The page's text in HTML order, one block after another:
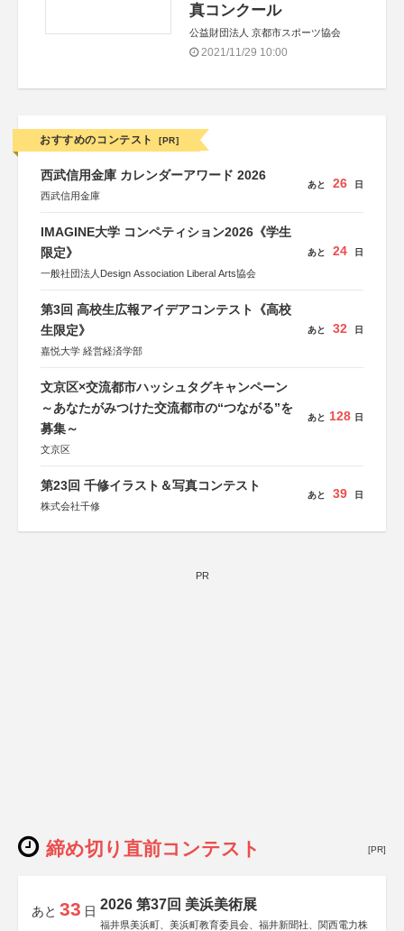
真コンクール
公益財団法人 京都市スポーツ協会
2021/11/29 10:00
おすすめのコンテスト [PR]
西武信用金庫 カレンダーアワード 2026
西武信用金庫
あと 26 日
IMAGINE大学 コンペティション2026《学生
限定》
一般社団法人Design Association Liberal Arts協会
あと 24 日
第3回 高校生広報アイデアコンテスト《高校
生限定》
嘉悦大学 経営経済学部
あと 32 日
文京区×交流都市ハッシュタグキャンペーン
～あなたがみつけた交流都市の“つながる”を
募集～
文京区
あと 128 日
第23回 千修イラスト＆写真コンテスト
株式会社千修
あと 39 日
PR
締め切り直前コンテスト [PR]
あと 33 日 2026 第37回 美浜美術展
福井県美浜町、美浜町教育委員会、福井新聞社、関西電力株